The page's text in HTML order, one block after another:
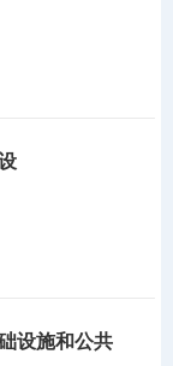
设施和公共